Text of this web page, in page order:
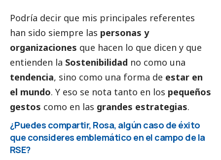
Podría decir que mis principales referentes
han sido siempre las personas y
organizaciones que hacen lo que dicen y que
entienden la Sostenibilidad no como una
tendencia, sino como una forma de estar en
el mundo. Y eso se nota tanto en los pequeños
gestos como en las grandes estrategias.
¿Puedes compartir, Rosa, algún caso de éxito
que consideres emblemático en el campo de la
RSE?